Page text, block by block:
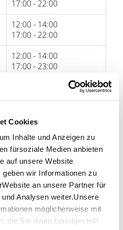
Cookies
Inhalte und Anzeigen zu
fürsoziale Medien anbieten
auf unsere Website
wir Informationen zu
an unsere Partner für
Analysen weiter.Unsere
möglicherweise mit
die Sie ihnen bereitgestellt
17:00 - 22:00
12:00 - 14:00
17:00 - 22:00
12:00 - 14:00
17:00 - 23:00
Öffnungszeiten von Google